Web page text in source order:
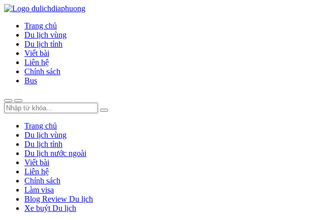
Trang chủ
Du lịch vùng
Du lịch tỉnh
Viết bài
Liên hệ
Chính sách
Bus
Trang chủ
Du lịch vùng
Du lịch tỉnh
Du lịch nước ngoài
Viết bài
Liên hệ
Chính sách
Làm visa
Blog Review Du lịch
Xe buýt Du lịch